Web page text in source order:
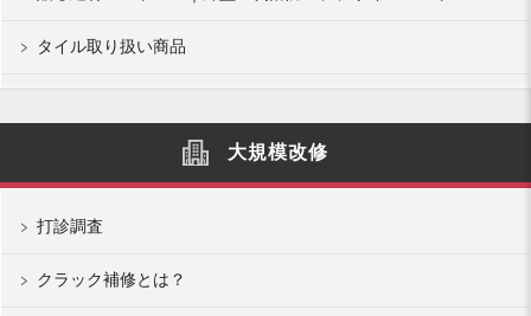
タイル取り扱い商品
大規模改修
打診調査
クラック補修とは？